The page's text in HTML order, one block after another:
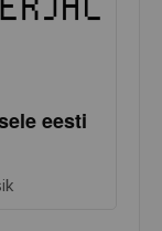
eesti